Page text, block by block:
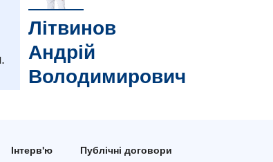
Літвинов
Андрій
Володимирович
Інтерв'ю Публічні договори